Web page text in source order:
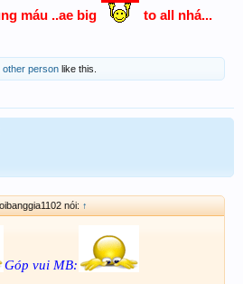
vẻ & hạnh phúc.
máu ..ae big to all nhá...​
other person like this.
nói: ↑
Góp vui MB: